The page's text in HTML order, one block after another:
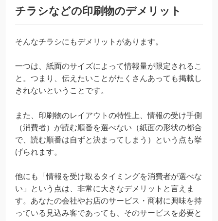
チラシなどの印刷物のデメリット
そんなチラシにもデメリットがあります。
一つは、紙面のサイズによって情報量が限定されるこ
と。つまり、伝えたいことがたくさんあっても掲載し
きれないということです。
また、印刷物のレイアウトの特性上、情報の受け手側
（消費者）が読む順番を選べない（紙面の形状の都合
で、読む順番は自ずと決まってしまう）という点も挙
げられます。
他にも「情報を受け取るタイミングを消費者が選べな
い」という点は、非常に大きなデメリットと言えま
す。あなたの会社やお店のサービス・商材に興味を持
っている見込み客であっても、そのサービスを必要と